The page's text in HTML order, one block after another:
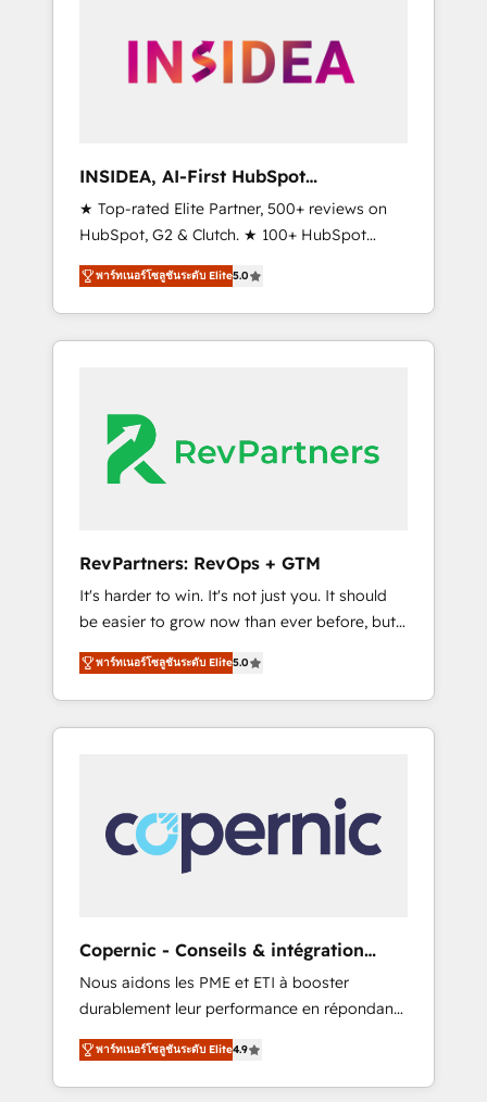
globally regionalized HubSpot websites,
integrated marketing campaigns, & RevOps
adoption with change-management
programs, and align marketing, sales, and
service to drive sustainable growth With 6
key HubSpot accreditations and experience
across hundreds of organizations in dozens
of industries, there’s a good chance one of
our globally integrated teams has worked
looking for...and get your next big initiative
moving!
INSIDEA, AI-First HubSpot
Onboarding & RevOps
★ Top-rated Elite Partner, 500+ reviews on
HubSpot, G2 & Clutch. ★ 100+ HubSpot
Certified Experts & Trainers across the team
★ 1,500+ implementations across five
continents ★ AI-First, RevOps-led,
Onboarding obsessed ★ Company of the
engine. We onboard your team, migrate your
data, and build AI-powered workflows that
drive adoption from week one, in your time
from any legacy CRM. Zero downtime, full
data integrity. ➤ Implementation: Configure
HubSpot to run your revenue process. Sales,
marketing, and service wired together. ➤ AI
and Integrations: Layer Breeze AI, custom
agents, and APIs to remove manual work. ➤
Ongoing Management: Monthly tune-ups,
portal? We are built for the work.
พาร์ทเนอร์โซลูชันระดับ Elite5.0
RevPartners: RevOps + GTM
It's harder to win. It's not just you. It should
be easier to grow now than ever before, but
it's not. So our focus is serving you, the
person responsible for the revenue number.
We do that by bridging the gap where
agencies fail: combining GTM strategy with
We engineer revenue outcomes for the GTM
owner on HubSpot. We Build Different
Solutions Partner 🤝 - Global: 75+ RPers
across five continents 🌐 - Scale: Largest
organically grown & fastest tiering Elite
HubSpot Partner 🪴 - CRM: More Sales Hub
implementations than any other Partner 💻 -
Salesforce: We convert SFDC addicts to
พาร์ทเนอร์โซลูชันระดับ Elite5.0
Copernic - Conseils & intégration
HubSpot
Nous aidons les PME et ETI à booster
durablement leur performance en répondant
aux vrais défis : • Intégration de HubSpot
avec d’autres outils (ERP, téléphonie, etc.) •
Alignement des équipes grâce à un outil et
พาร์ทเนอร์โซลูชันระดับ Elite4.9